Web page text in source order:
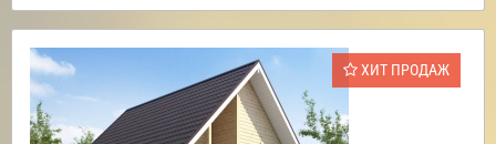
ХИТ ПРОДАЖ